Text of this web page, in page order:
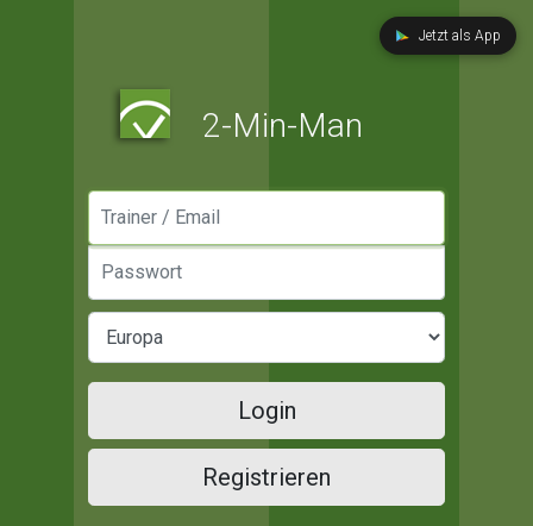
Jetzt als App
2-Min-Man
Login
Registrieren